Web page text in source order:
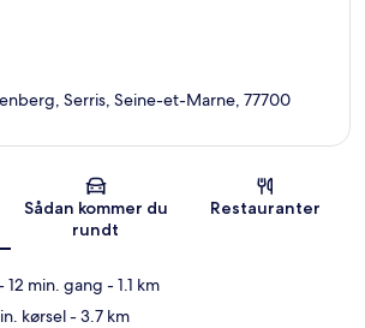
Kort
Serris, Seine-et-Marne, 77700
Sådan kommer du
rundt
Restauranter
12 min. gang - 1.1 km
kørsel- 3.7 km